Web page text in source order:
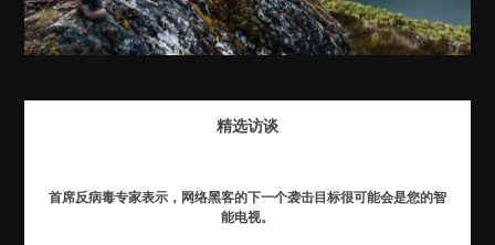
精选访谈
首席反病毒专家表示，网络黑客的下一个袭击目标很可能会是您的智
能电视。